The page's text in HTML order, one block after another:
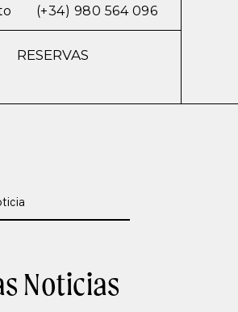
(+34) 980 564 096
RESERVAS
Noticias